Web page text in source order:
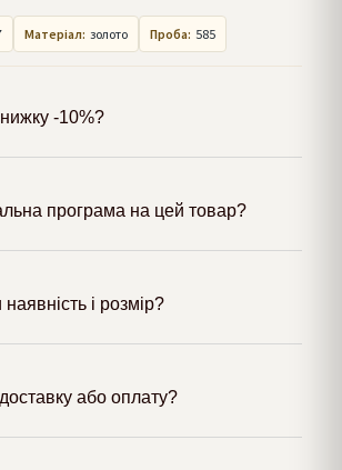
Матеріал: золото Проба: 585
-10%?
програма на цей товар?
і розмір?
або оплату?